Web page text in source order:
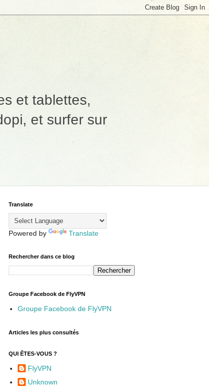
et tablettes,
et surfer sur
Translate
Powered by Translate
Rechercher dans ce blog
Groupe Facebook de FlyVPN
Groupe Facebook de FlyVPN
Articles les plus consultés
QUI ÊTES-VOUS ?
FlyVPN
Unknown